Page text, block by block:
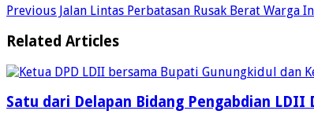
Previous Jalan Lintas Perbatasan Rusak Berat Warga
Related Articles
Satu dari Delapan Bidang Pengabdian LDII